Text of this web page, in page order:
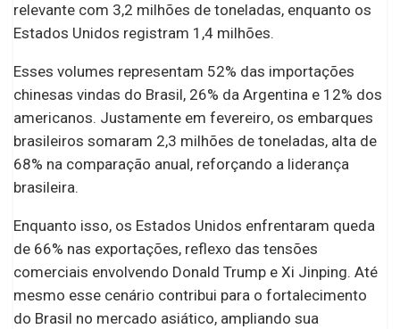
relevante com 3,2 milhões de toneladas, enquanto os
Estados Unidos registram 1,4 milhões.
Esses volumes representam 52% das importações
chinesas vindas do Brasil, 26% da Argentina e 12% dos
americanos. Justamente em fevereiro, os embarques
brasileiros somaram 2,3 milhões de toneladas, alta de
68% na comparação anual, reforçando a liderança
brasileira.
Enquanto isso, os Estados Unidos enfrentaram queda
de 66% nas exportações, reflexo das tensões
comerciais envolvendo Donald Trump e Xi Jinping. Até
mesmo esse cenário contribui para o fortalecimento
do Brasil no mercado asiático, ampliando sua